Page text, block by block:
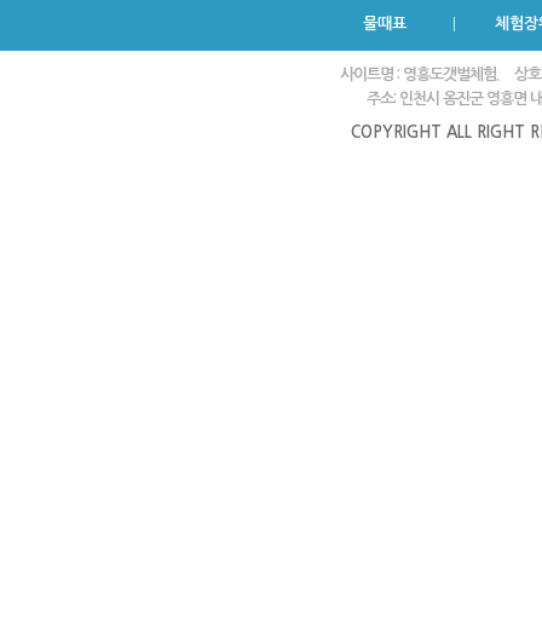
물때표 체험장
사이트명 : 영흥도갯벌체험.
상
주소: 인천시 옹진군 영흥면
COPYRIGHT ALL RIGHT